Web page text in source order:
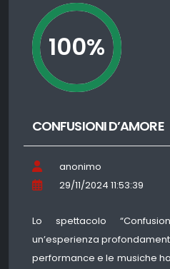
100%
CONFUSIONI D’AMORE
anonimo
29/11/2024 11:53:39
Lo spettacolo
un’esperienza
performance e le musiche